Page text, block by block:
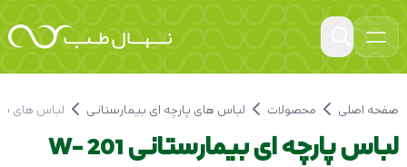
صفحه اصلی محصولات لباس های پارچه ای بیمارستانی لباس های
لباس پارچه ای بیمارستانی W- 201